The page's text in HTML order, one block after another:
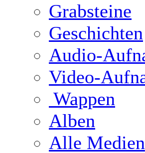
Grabsteine
Geschichten
Audio-
Video-
Wappen
Alben
Alle Medien